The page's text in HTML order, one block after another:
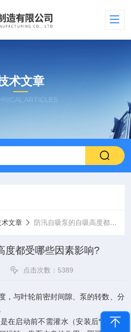
术文章
ARTICLES
术文章 防汛自吸泵的自吸高度都受哪些因素影响?
度都受哪些因素影响?
点击次数：5389
，与叶轮前密封间隙、泵的转数、分
启动前不需灌水（安装后*次启动